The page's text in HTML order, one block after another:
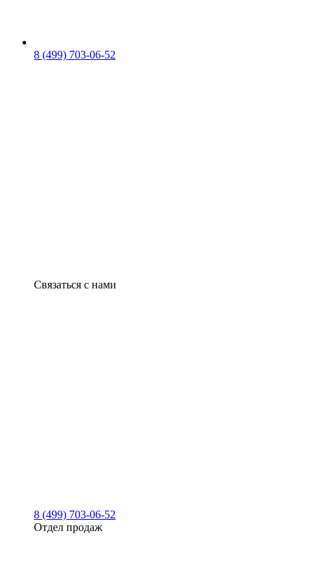
8 (499) 703-06-52
Связаться с нами
8 (499) 703-06-52
Отдел продаж